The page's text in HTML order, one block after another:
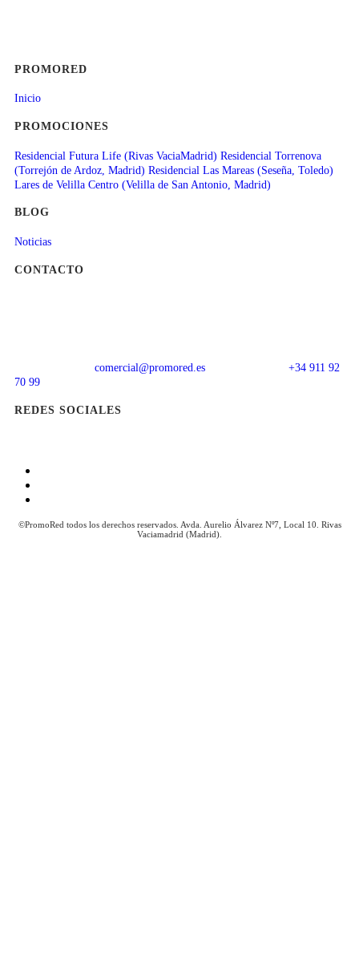
PROMORED
Inicio
PROMOCIONES
Residencial Futura Life (Rivas VaciaMadrid) Residencial Torrenova
(Torrejón de Ardoz, Madrid) Residencial Las Mareas (Seseña, Toledo)
Lares de Velilla Centro (Velilla de San Antonio, Madrid)
BLOG
Noticias
CONTACTO
comercial@promored.es
+34 911 92
70 99
REDES SOCIALES
©PromoRed todos los derechos reservados. Avda. Aurelio Álvarez Nº7, Local 10. Rivas
Vaciamadrid (Madrid).